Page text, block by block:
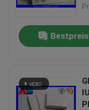
Produkte
Bestpreis